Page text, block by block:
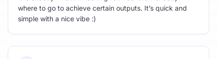
where to go to achieve certain outputs. It’s quick and
simple with a nice vibe :)